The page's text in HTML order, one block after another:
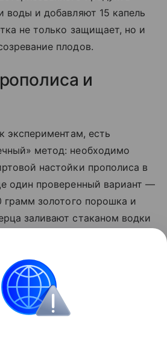
воды и добавляют 15 капель
не только защищает, но и
плодов.
и
экспериментам, есть
метод: необходимо
настойки прополиса в
один проверенный вариант —
грамм золотого порошка и
заливают стаканом водки
а также листья с верхней и